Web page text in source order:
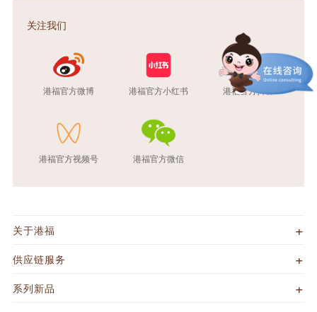
关注我们
港福官方微博 港福官方小红书 港福官方抖音
港福官方视频号 港福官方微信
关于港福
供应链服务
系列新品